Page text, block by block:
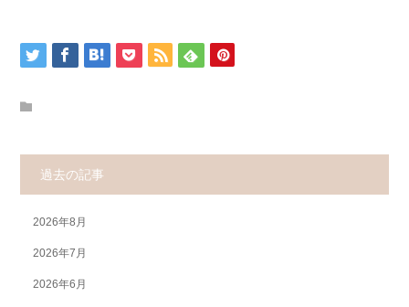
過去の記事
2026年8月
2026年7月
2026年6月